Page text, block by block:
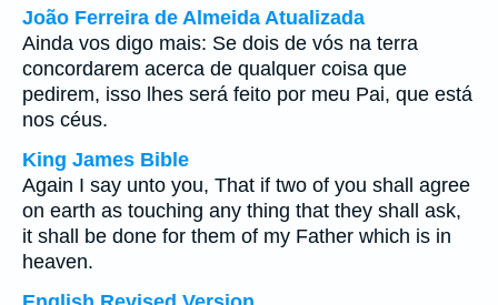
João Ferreira de Almeida Atualizada
Ainda vos digo mais: Se dois de vós na terra
concordarem acerca de qualquer coisa que
pedirem, isso lhes será feito por meu Pai, que está
nos céus.
King James Bible
Again I say unto you, That if two of you shall agree
on earth as touching any thing that they shall ask,
it shall be done for them of my Father which is in
heaven.